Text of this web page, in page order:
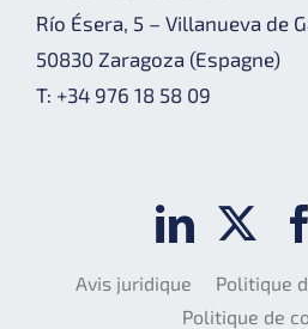
Río Ésera, 5 – Villanueva de
50830 Zaragoza (Espagne)
T: +34 976 18 58 09
Avis juridique
Politique
Politique de